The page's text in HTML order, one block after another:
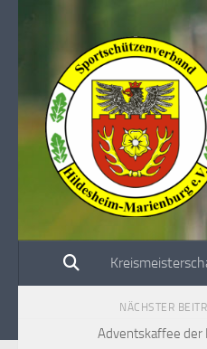
NÄCHSTER
Adventskaffee der